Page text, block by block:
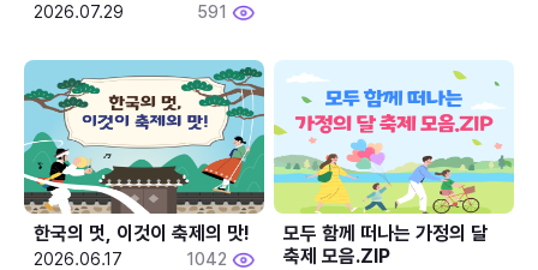
2026.07.29 591
한국의 멋, 이것이 축제의 맛!
2026.06.17 1042
모두 함께 떠나는 가정의 달
축제 모음.ZIP